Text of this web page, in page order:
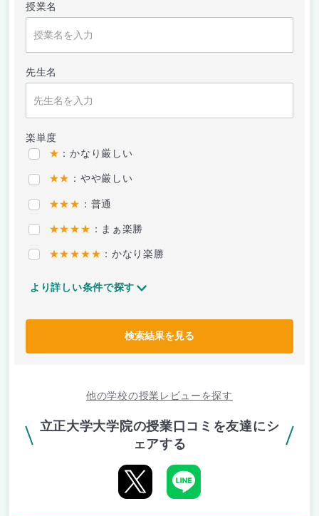
授業名
先生名
楽単度
★ ：かなり厳しい
★★ ：やや厳しい
★★★ ：普通
★★★★ ：まぁ楽勝
★★★★★ ：かなり楽勝
より詳しい条件で探す
検索結果を見る
他の学校の授業レビューを探す
立正大学大学院の授業口コミを友達にシ
ェアする